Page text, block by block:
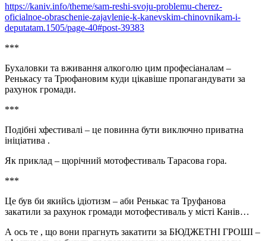
https://kaniv.info/theme/sam-reshi-svoju-problemu-cherez-
oficialnoe-obraschenie-zajavlenie-k-kanevskim-chinovnikam-i-
deputatam.1505/page-40#post-39383
***
Бухаловки та вживання алкоголю цим професіаналам –
Ренькасу та Трюфановим куди цікавіше пропагандувати за
рахунок громади.
***
Подібні хфестивалі – це повинна бути виключно приватна
ініціатива .
Як приклад – щорічний мотофестиваль Тарасова гора.
***
Це був би якийсь ідіотизм – аби Ренькас та Труфанова
закатили за рахунок громади мотофестиваль у місті Канів…
А ось те , що вони прагнуть закатити за БЮДЖЕТНІ ГРОШІ –